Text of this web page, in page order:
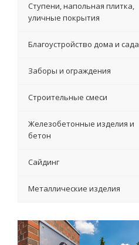
Ступени, напольная плитка,
уличные покрытия
Благоустройство дома и сада
Заборы и ограждения
Строительные смеси
Железобетонные изделия и
бетон
Сайдинг
Металлические изделия